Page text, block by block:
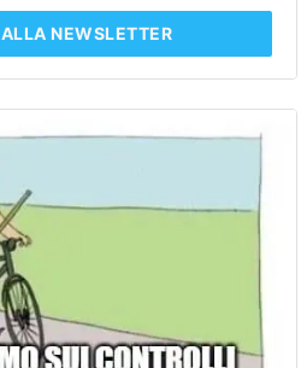
ALLA NEWSLETTER